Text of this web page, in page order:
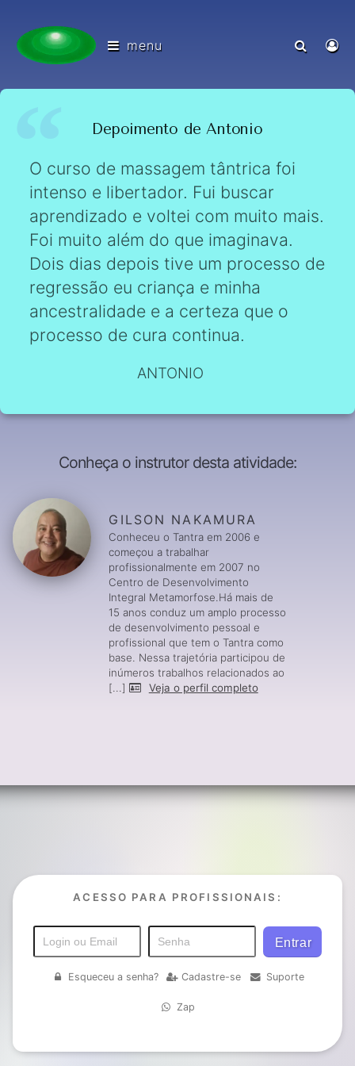
menu
Depoimento de Antonio
O curso de massagem tântrica foi
intenso e libertador. Fui buscar
aprendizado e voltei com muito mais.
Foi muito além do que imaginava.
Dois dias depois tive um processo de
regressão eu criança e minha
ancestralidade e a certeza que o
processo de cura continua.
ANTONIO
Conheça o instrutor desta atividade:
GILSON NAKAMURA
Conheceu o Tantra em 2006 e
começou a trabalhar
profissionalmente em 2007 no
Centro de Desenvolvimento
Integral Metamorfose.Há mais de
15 anos conduz um amplo processo
de desenvolvimento pessoal e
profissional que tem o Tantra como
base. Nessa trajetória participou de
inúmeros trabalhos relacionados ao
[...]
Veja o perfil completo
ACESSO PARA PROFISSIONAIS:
Esqueceu a senha? Cadastre-se Suporte
Zap